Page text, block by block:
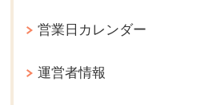
営業日カレンダー
運営者情報